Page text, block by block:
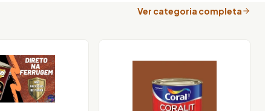
Ver categoria completa